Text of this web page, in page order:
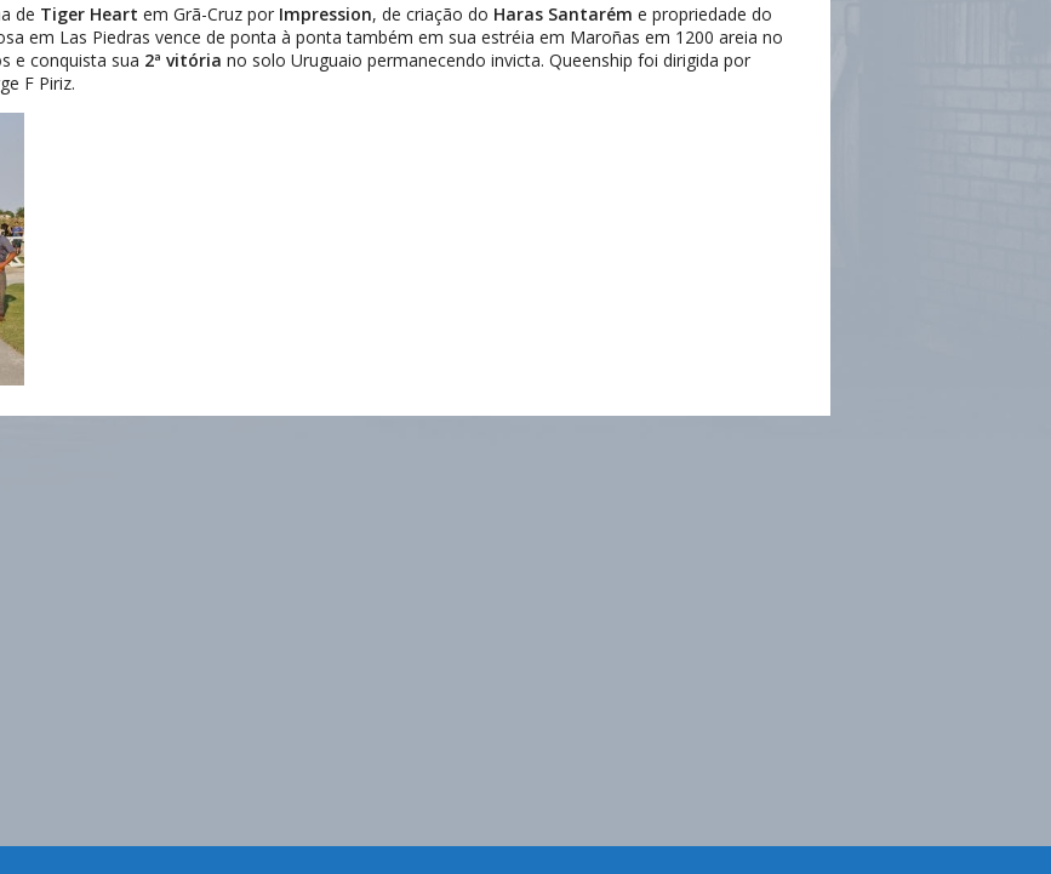
de Tiger Heart em Grã-Cruz por Impression, de criação do Haras Santarém e propriedade do
em Las Piedras vence de ponta à ponta também em sua estréia em Maroñas em 1200 areia no
e conquista sua 2ª vitória no solo Uruguaio permanecendo invicta. Queenship foi dirigida por
F Piriz.